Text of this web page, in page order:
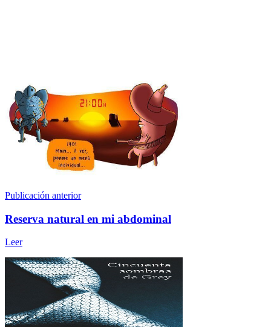
Publicación anterior
Reserva natural en mi abdominal
Leer